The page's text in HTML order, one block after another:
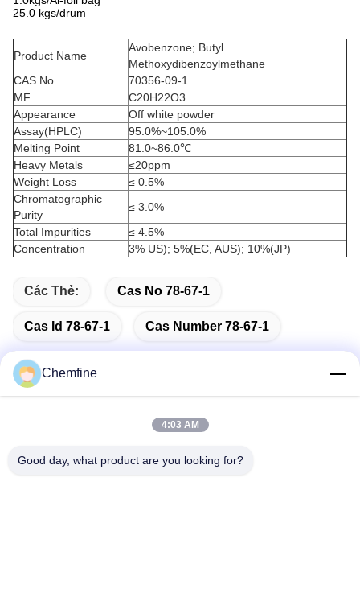
25.0 kgs/drum
Product Name
Avobenzone; Butyl
Methoxydibenzoylmethane
CAS No.
70356-09-1
MF
C20H22O3
Appearance
Off white powder
Assay(HPLC)
95.0%~105.0%
Melting Point
81.0~86.0℃
Heavy Metals
≤20ppm
Weight Loss
≤ 0.5%
Chromatographic
Purity
≤ 3.0%
Total Impurities
≤ 4.5%
Concentration
3% US); 5%(EC, AUS); 10%(JP)
Các Thẻ: Cas No 78-67-1
Cas Id 78-67-1 Cas Number 78-67-1
Địa chỉ
Chemfine
4:03 AM
Good day, what product are you looking for?